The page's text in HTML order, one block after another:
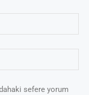
sefere yorum